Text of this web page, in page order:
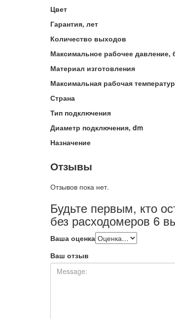
Цвет
Гарантия, лет
Количество выходов
Максимальное рабочее давление,
Материал изготовления
Максимальная рабочая
Страна
Тип подключения
Диаметр подключения, dm
Назначение
Отзывы
Отзывов пока нет.
Будьте первым, кто
без расходомеров 6
Ваша оценка
Ваш отзыв